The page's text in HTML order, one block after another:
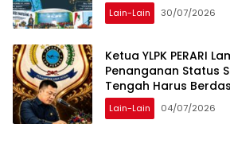
Lain-Lain 30/07/2026
Ketua YLPK PERARI
Penanganan Status
Tengah Harus
Bukan Tekanan Opini
Lain-Lain 04/07/2026